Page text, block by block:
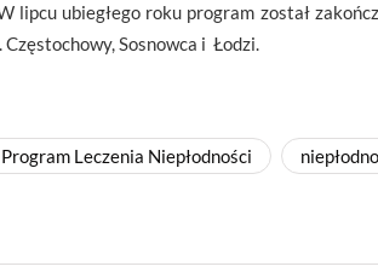
lipcu ubiegłego roku program został
Sosnowca i Łodzi.
Leczenia Niepłodności